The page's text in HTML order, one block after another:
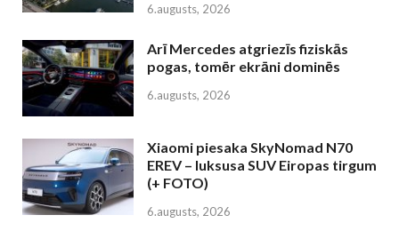
6.augusts, 2026
Arī Mercedes atgriezīs fiziskās
pogas, tomēr ekrāni dominēs
6.augusts, 2026
Xiaomi piesaka SkyNomad N70
EREV – luksusa SUV Eiropas tirgum
(+ FOTO)
6.augusts, 2026